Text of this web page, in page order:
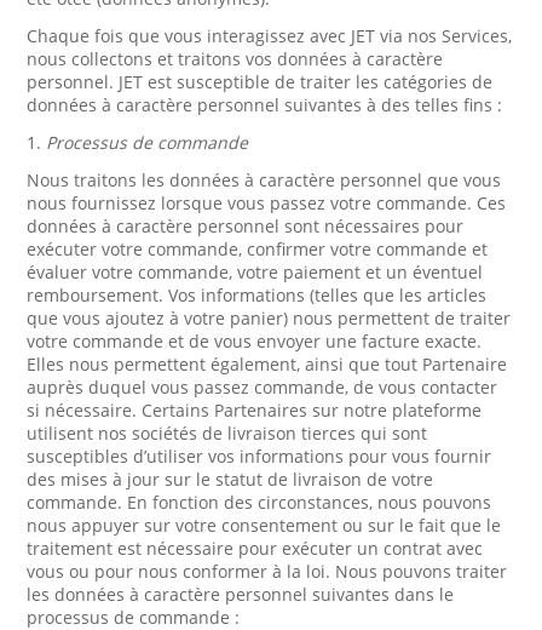
Chaque fois que vous interagissez avec JET via nos Services,
nous collectons et traitons vos données à caractère
personnel. JET est susceptible de traiter les catégories de
données à caractère personnel suivantes à des telles fins :
1. Processus de commande
Nous traitons les données à caractère personnel que vous
nous fournissez lorsque vous passez votre commande. Ces
données à caractère personnel sont nécessaires pour
exécuter votre commande, confirmer votre commande et
évaluer votre commande, votre paiement et un éventuel
remboursement. Vos informations (telles que les articles
que vous ajoutez à votre panier) nous permettent de traiter
votre commande et de vous envoyer une facture exacte.
Elles nous permettent également, ainsi que tout Partenaire
auprès duquel vous passez commande, de vous contacter
si nécessaire. Certains Partenaires sur notre plateforme
utilisent nos sociétés de livraison tierces qui sont
susceptibles d’utiliser vos informations pour vous fournir
des mises à jour sur le statut de livraison de votre
commande. En fonction des circonstances, nous pouvons
nous appuyer sur votre consentement ou sur le fait que le
traitement est nécessaire pour exécuter un contrat avec
vous ou pour nous conformer à la loi. Nous pouvons traiter
les données à caractère personnel suivantes dans le
processus de commande :